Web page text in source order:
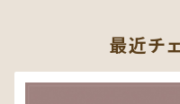
最近チ